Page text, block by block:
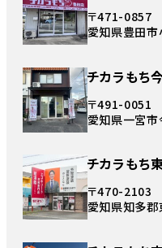
〒471-0857
愛知県豊田
チカラもち
〒491-0051
愛知県一宮
チカラもち
〒470-2103
愛知県知多郡